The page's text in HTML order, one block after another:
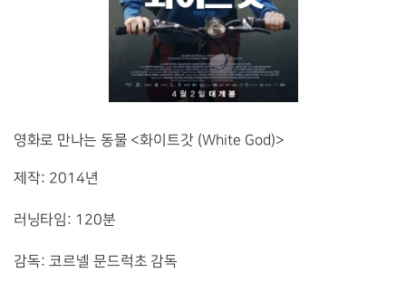
영화로 만나는 동물 <화이트갓 (White God)>
제작: 2014년
러닝타임: 120분
감독: 코르넬 문드럭초 감독